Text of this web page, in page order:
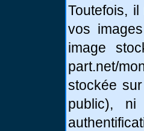
Toutefois,
vos
image
part.net/
stockée
public),